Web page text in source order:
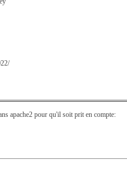
apache2 pour qu'il soit prit en compte: